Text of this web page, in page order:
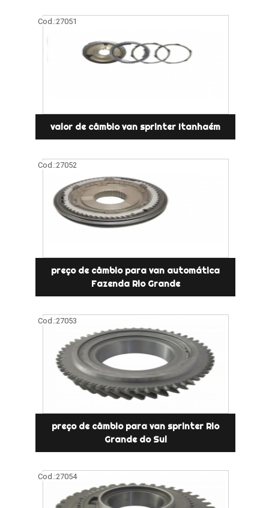
Cod.:27051
valor de câmbio van sprinter Itanhaém
Cod.:27052
preço de câmbio para van automática
Fazenda Rio Grande
Cod.:27053
preço de câmbio para van sprinter Rio
Grande do Sul
Cod.:27054